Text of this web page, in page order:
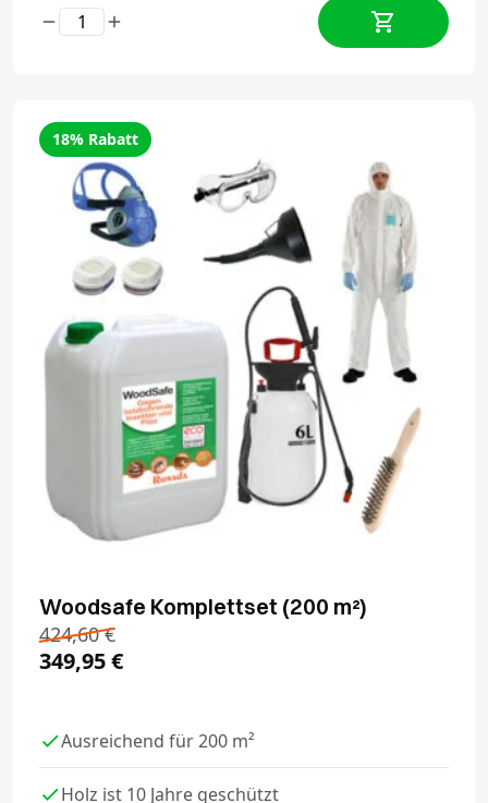
18% Rabatt
Woodsafe Komplettset (200 m²)
424,60€
349,95€
Ausreichend für 200 m²
Holz ist 10 Jahre geschützt